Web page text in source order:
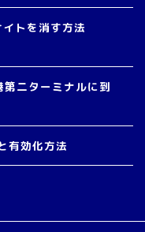
イトを消す方法
二ターミナルに到
有効化方法